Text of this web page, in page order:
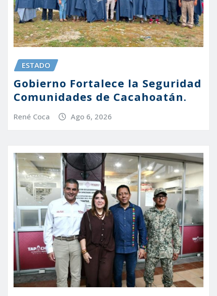
ESTADO
Gobierno Fortalece la Seguridad
Comunidades de Cacahoatán.
René Coca Ago 6, 2026